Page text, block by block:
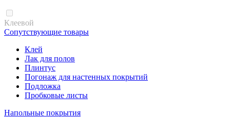
Клеевой
Сопутствующие товары
Клей
Лак для полов
Плинтус
Погонаж для настенных покрытий
Подложка
Пробковые листы
Напольные покрытия